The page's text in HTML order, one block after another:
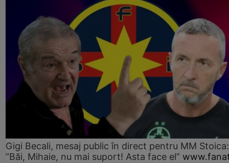
Gigi Becali, mesaj public în direct pentru MM Stoica:
”Băi, Mihaie, nu mai suport! Asta face el”